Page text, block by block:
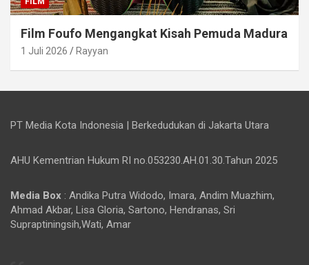
Film Foufo Mengangkat Kisah Pemuda Madura
1 Juli 2026 Rayyan
PT Media Kota Indonesia | Berkedudukan di Jakarta Utara
AHU Kementrian Hukum RI no.053230.AH.01.30.Tahun 2025
Media Box : Andika Putra Widodo, Imara, Andim Muazhim,
Ahmad Akbar, Lisa Gloria, Sartono, Hendranas, Sri
Supraptiningsih,Wati, Amar